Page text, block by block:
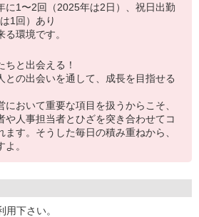
1〜2回（2025年は2日）、祝日出勤
1回）あり
環境です。
と出会える！
との出会いを通して、成長を目指せる
において重要な項目を扱うからこそ、
や人事担当者とひざを突き合わせてコ
ます。そうした毎日の積み重ねから、
。
用下さい。